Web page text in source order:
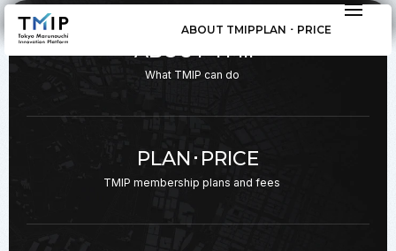
ABOUT TMIPPLAN ･ PRICE
ABOUT TMIP
What TMIP can do
PLAN･PRICE
TMIP membership plans and fees